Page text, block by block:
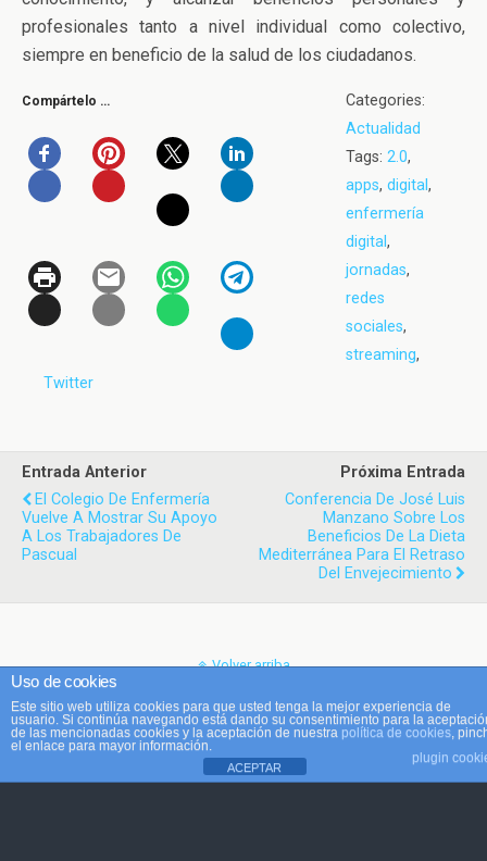
profesionales tanto a nivel individual como colectivo,
siempre en beneficio de la salud de los ciudadanos.
Compártelo …
Categories:
Actualidad
Tags: 2.0,
apps, digital,
enfermería
digital,
jornadas,
redes
sociales,
streaming,
Twitter
Entrada Anterior
El Colegio De Enfermería
Vuelve A Mostrar Su Apoyo
A Los Trabajadores De
Pascual
Próxima Entrada
Conferencia De José Luis
Manzano Sobre Los
Beneficios De La Dieta
Mediterránea Para El Retraso
Del Envejecimiento
Volver arriba
Móvil Escritorio
Uso de cookies
Este sitio web utiliza cookies para que usted tenga la mejor experiencia de
usuario. Si continúa navegando está dando su consentimiento para la
de las mencionadas cookies y la aceptación de nuestra política de cookies,
el enlace para mayor información.
plugin
ACEPTAR